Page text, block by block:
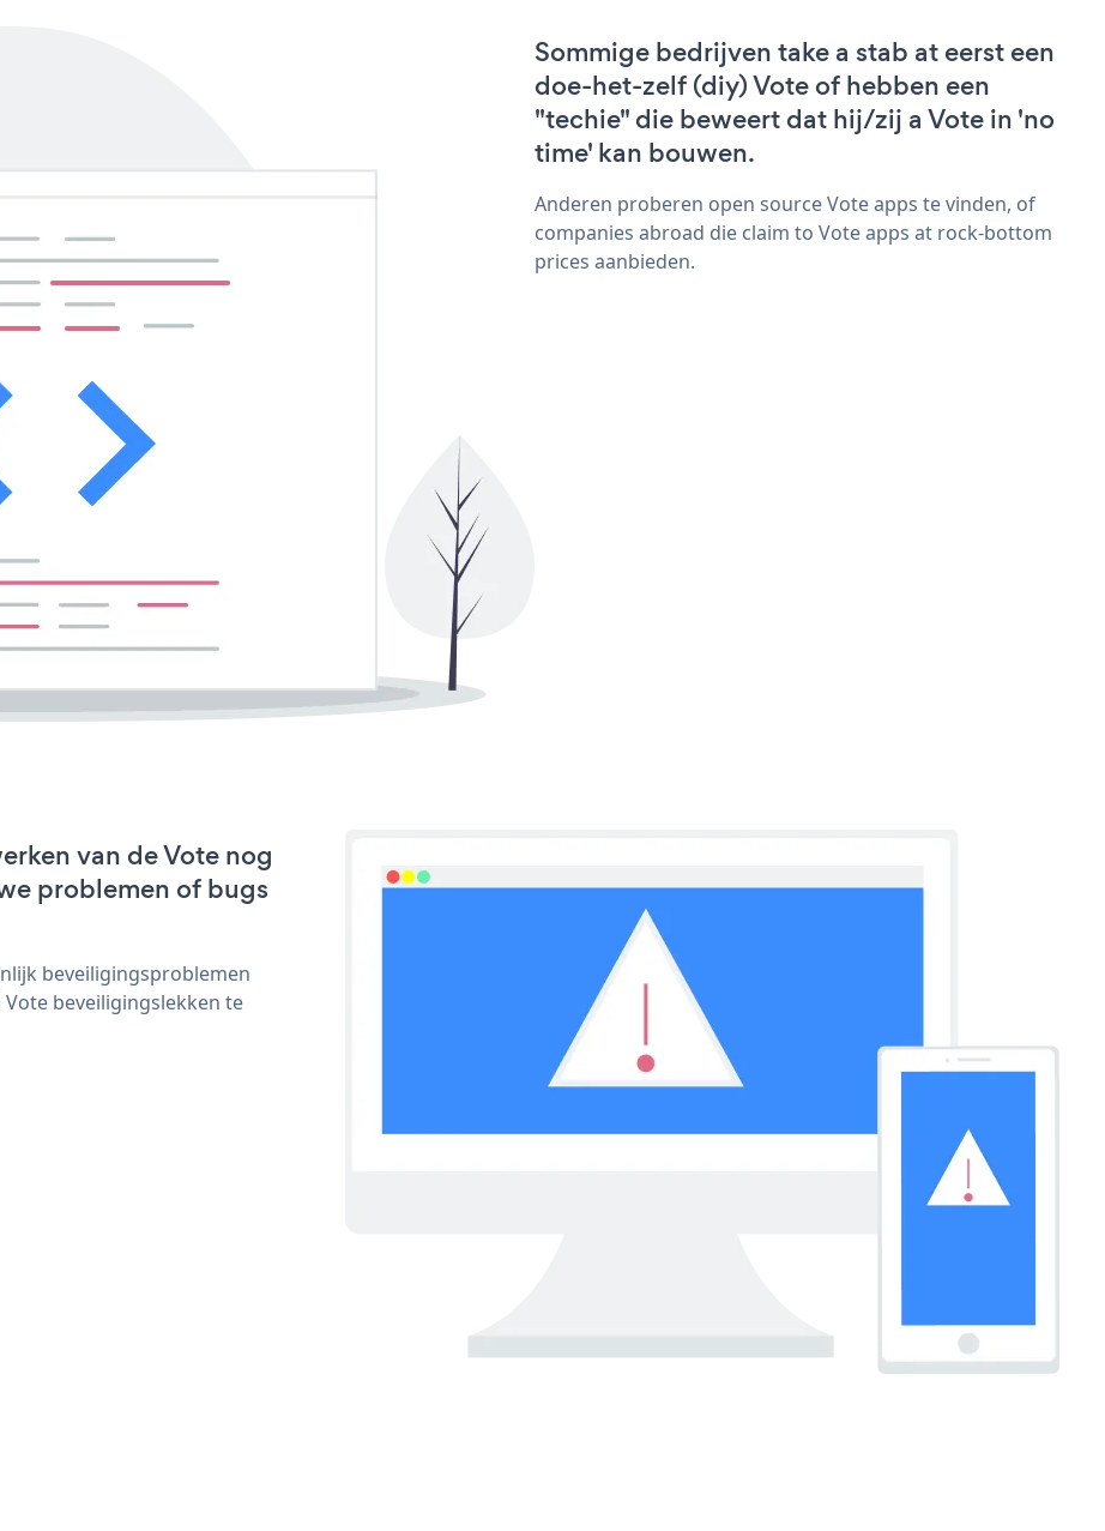
Sommige bedrijven take a stab at eerst een
doe-het-zelf (diy) Vote of hebben een
"techie" die beweert dat hij/zij a Vote in 'no
time' kan bouwen.
Anderen proberen open source Vote apps te vinden, of
companies abroad die claim to Vote apps at rock-bottom
prices aanbieden.
van de Vote nog
problemen of bugs
beveiligingsproblemen
beveiligingslekken te